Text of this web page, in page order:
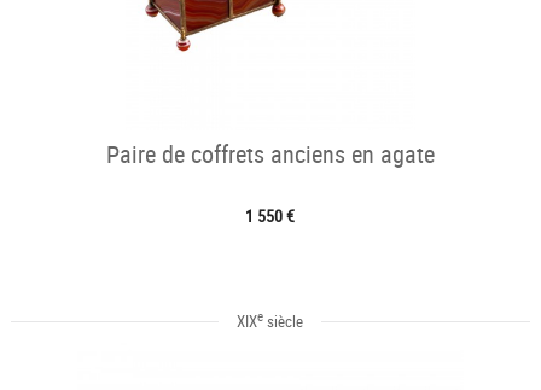
Paire de coffrets anciens en agate
1 550 €
XIXe siècle